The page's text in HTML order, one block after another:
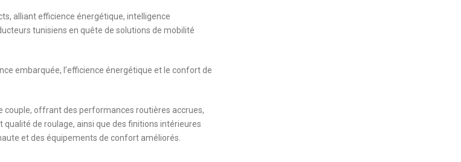
alliant efficience énergétique, intelligence
tunisiens en quête de solutions de mobilité
embarquée, l’efficience énergétique et le confort de
couple, offrant des performances routières accrues,
de roulage, ainsi que des finitions intérieures
et des équipements de confort améliorés.